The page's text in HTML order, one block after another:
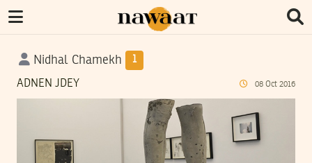
Nidhal Chamekh 1
ADNEN JDEY 08 Oct 2016